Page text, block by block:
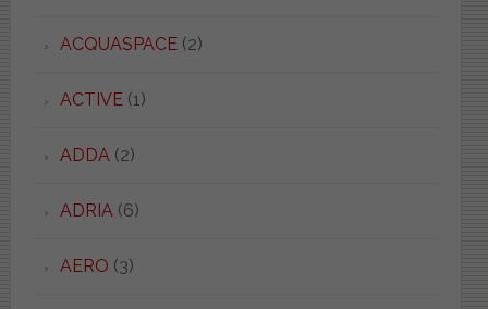
ACQUASPACE(2)
ACTIVE(1)
ADDA (2)
ADRIA (6)
AERO (3)